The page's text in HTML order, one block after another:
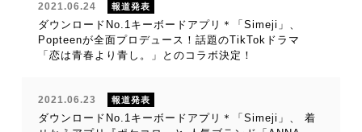
2021.06.24 報道発表
ダウンロードNo.1キーボードアプリ＊「Simeji」、
Popteenが全面プロデュース！話題のTikTokドラマ
「恋は青春より青し。」とのコラボ決定！
2021.06.23 報道発表
ダウンロードNo.1キーボードアプリ＊「Simeji」、 着